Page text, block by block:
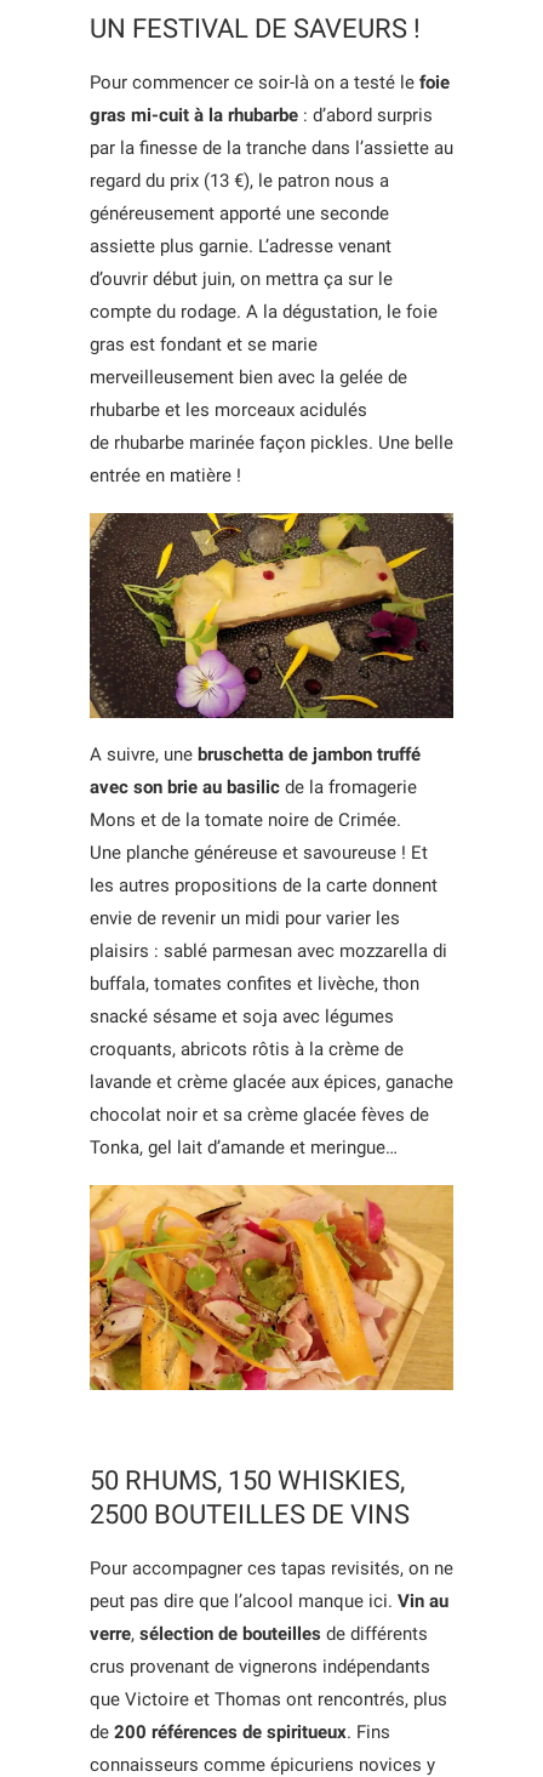
UN FESTIVAL DE SAVEURS !
Pour commencer ce soir-là on a testé le foie
gras mi-cuit à la rhubarbe : d’abord surpris
par la finesse de la tranche dans l’assiette au
regard du prix (13 €), le patron nous a
généreusement apporté une seconde
assiette plus garnie. L’adresse venant
d’ouvrir début juin, on mettra ça sur le
compte du rodage. A la dégustation, le foie
gras est fondant et se marie
merveilleusement bien avec la gelée de
rhubarbe et les morceaux acidulés
de rhubarbe marinée façon pickles. Une belle
entrée en matière !
A suivre, une bruschetta de jambon truffé
avec son brie au basilic de la fromagerie
Mons et de la tomate noire de Crimée.
Une planche généreuse et savoureuse ! Et
les autres propositions de la carte donnent
envie de revenir un midi pour varier les
plaisirs : sablé parmesan avec mozzarella di
buffala, tomates confites et livèche, thon
snacké sésame et soja avec légumes
croquants, abricots rôtis à la crème de
lavande et crème glacée aux épices, ganache
chocolat noir et sa crème glacée fèves de
Tonka, gel lait d’amande et meringue…
50 RHUMS, 150 WHISKIES,
2500 BOUTEILLES DE VINS
Pour accompagner ces tapas revisités, on ne
peut pas dire que l’alcool manque ici. Vin au
verre, sélection de bouteilles de différents
crus provenant de vignerons indépendants
que Victoire et Thomas ont rencontrés, plus
de 200 références de spiritueux. Fins
connaisseurs comme épicuriens novices y